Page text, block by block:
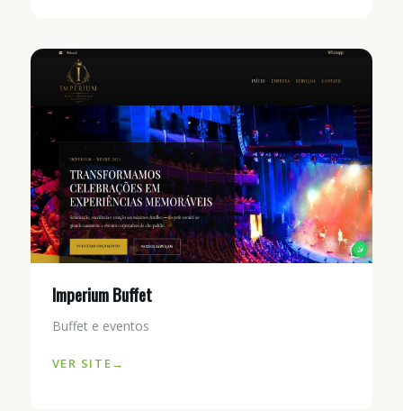
Imperium Buffet
Buffet e eventos
VER SITE